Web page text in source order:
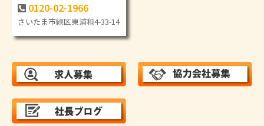
0120-02-1966
さいたま市緑区東浦和4-33-14